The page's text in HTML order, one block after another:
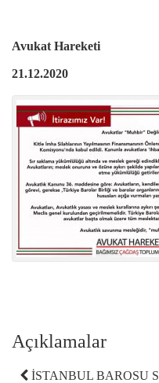
Avukat Hareketi
21.12.2020
Açıklamalar
İSTANBUL BAROSU